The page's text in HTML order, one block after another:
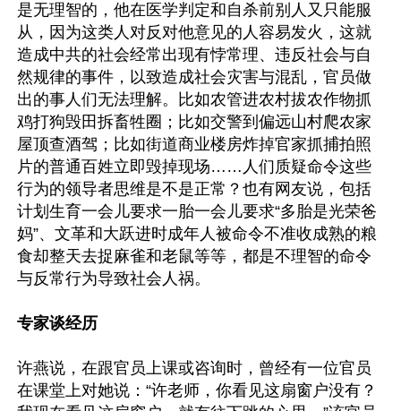
是无理智的，他在医学判定和自杀前别人又只能服
从，因为这类人对反对他意见的人容易发火，这就
造成中共的社会经常出现有悖常理、违反社会与自
然规律的事件，以致造成社会灾害与混乱，官员做
出的事人们无法理解。比如农管进农村拔农作物抓
鸡打狗毁田拆畜牲圈；比如交警到偏远山村爬农家
屋顶查酒驾；比如街道商业楼房炸掉官家抓捕拍照
片的普通百姓立即毁掉现场……人们质疑命令这些
行为的领导者思维是不是正常？也有网友说，包括
计划生育一会儿要求一胎一会儿要求“多胎是光荣爸
妈”、文革和大跃进时成年人被命令不准收成熟的粮
食却整天去捉麻雀和老鼠等等，都是不理智的命令
与反常行为导致社会人祸。
专家谈经历
许燕说，在跟官员上课或咨询时，曾经有一位官员
在课堂上对她说：“许老师，你看见这扇窗户没有？